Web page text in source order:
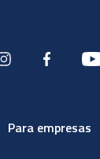
Para empresas